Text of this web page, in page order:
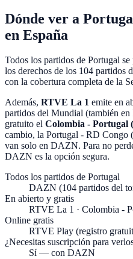
Dónde ver a
en España
Todos los partidos de Portugal se
los derechos de los 104 partidos
con la cobertura completa de la
Además, RTVE La 1 emite en
partidos del Mundial (también en
gratuito el Colombia - Portugal
cambio, la Portugal - RD Congo
van solo en DAZN. Para no
DAZN es la opción segura.
Todos los partidos de Portugal
DAZN (104 partidos del
En abierto y gratis
RTVE La 1 · Colombia -
Online gratis
RTVE Play (registro
¿Necesitas suscripción para
Sí — con DAZN